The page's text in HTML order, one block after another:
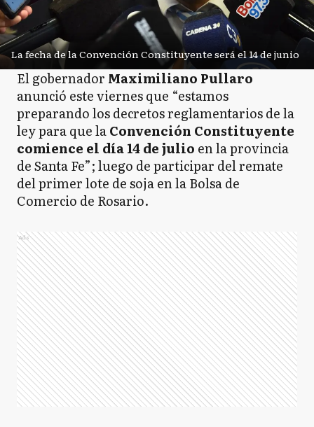
La fecha de la Convención Constituyente será el 14 de junio
El gobernador Maximiliano Pullaro
anunció este viernes que “estamos
preparando los decretos reglamentarios de la
ley para que laConvención Constituyente
comience el día 14 de julio en la provincia
de Santa Fe”; luego de participar del remate
del primer lote de soja en la Bolsa de
Comercio de Rosario.
Ads